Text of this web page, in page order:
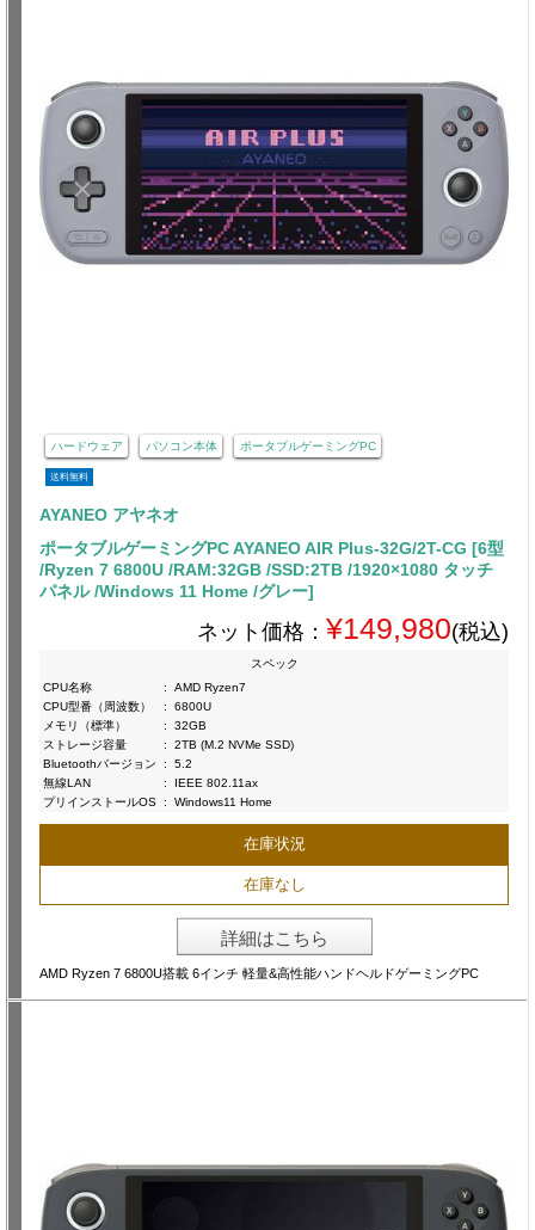
ハードウェア パソコン本体 ポータブルゲーミングPC
送料無料
AYANEO アヤネオ
ポータブルゲーミングPC AYANEO AIR Plus-32G/2T-CG [6型
/Ryzen 7 6800U /RAM:32GB /SSD:2TB /1920×1080 タッチ
パネル /Windows 11 Home /グレー]
ネット価格： ¥149,980(税込)
スペック
CPU名称
:
AMD Ryzen7
CPU型番（周波数）
:
6800U
メモリ（標準）
:
32GB
ストレージ容量
:
2TB (M.2 NVMe SSD)
Bluetoothバージョン
:
5.2
無線LAN
:
IEEE 802.11ax
プリインストールOS : Windows11 Home
在庫状況
在庫なし
詳細はこちら
AMD Ryzen 7 6800U搭載 6インチ 軽量&高性能ハンドヘルドゲーミングPC